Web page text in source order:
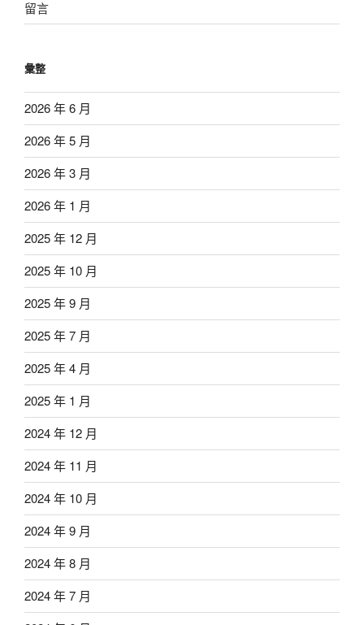
留言
彙整
2026 年 6 月
2026 年 5 月
2026 年 3 月
2026 年 1 月
2025 年 12 月
2025 年 10 月
2025 年 9 月
2025 年 7 月
2025 年 4 月
2025 年 1 月
2024 年 12 月
2024 年 11 月
2024 年 10 月
2024 年 9 月
2024 年 8 月
2024 年 7 月